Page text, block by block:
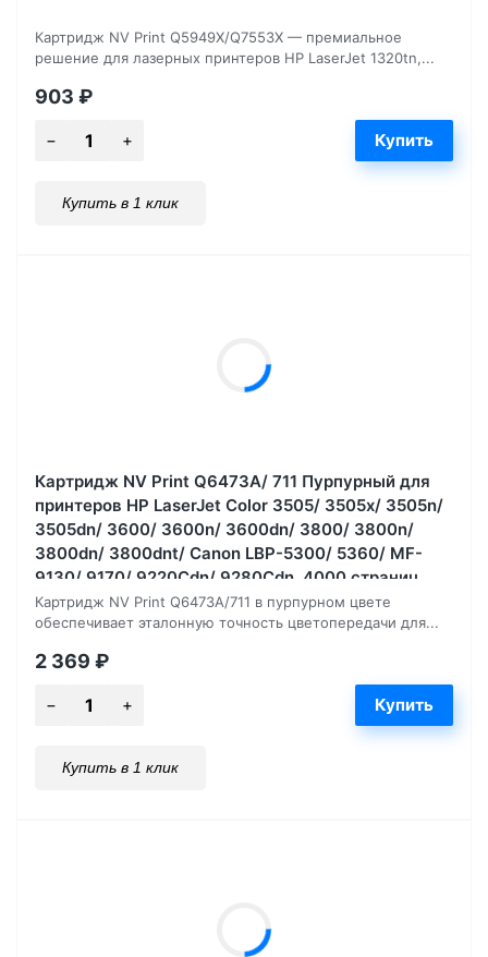
Картридж NV Print Q5949X/Q7553X — премиальное
решение для лазерных принтеров HP LaserJet 1320tn,...
903 ₽
Купить в 1 клик
Картридж NV Print Q6473A/ 711 Пурпурный для
принтеров HP LaserJet Color 3505/ 3505x/ 3505n/
3505dn/ 3600/ 3600n/ 3600dn/ 3800/ 3800n/
3800dn/ 3800dnt/ Canon LBP-5300/ 5360/ MF-
9130/ 9170/ 9220Cdn/ 9280Cdn, 4000 страниц
Картридж NV Print Q6473A/711 в пурпурном цвете
обеспечивает эталонную точность цветопередачи для...
2 369 ₽
Купить в 1 клик